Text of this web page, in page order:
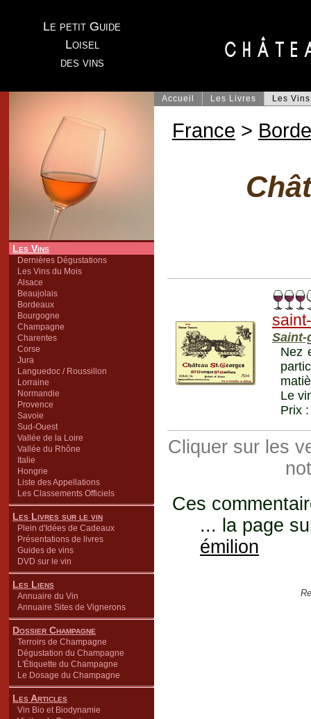
Le petit Guide
Loisel
des vins
Les Vins
Dernières Dégustations
Les Vins du Mois
Alsace
Beaujolais
Bordeaux
Bourgogne
Champagne
Charentes
Corse
Jura
Languedoc / Roussillon
Lorraine
Normandie
Provence
Savoie
Sud-Ouest
Vallée de la Loire
Vallée du Rhône
Italie
Hongrie
Liste des Appellations
Les Classements Officiels
Les Livres sur le vin
Plein d'Idées de Cadeaux
Présentations de livres
Guides de vins
DVD sur le vin
Les Liens
Annuaire du Vin
Annuaire Sites de Vignerons
Dossier Champagne
Terroirs de Champagne
Dégustation du Champagne
L'Étiquette du Champagne
Le Dosage du Champagne
Les Articles
Vin Bio et Biodynamie
Accueil Les Livres Les Vins
France >
Saint-
Nez
Le
Prix
Cliquer sur les
Ces
... la page
émilion